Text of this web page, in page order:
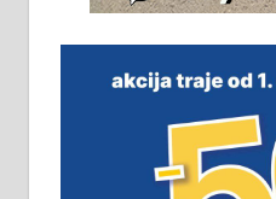
ПОСЛОВНИ
Рудник и
д.о.о. Рудник
помоћника